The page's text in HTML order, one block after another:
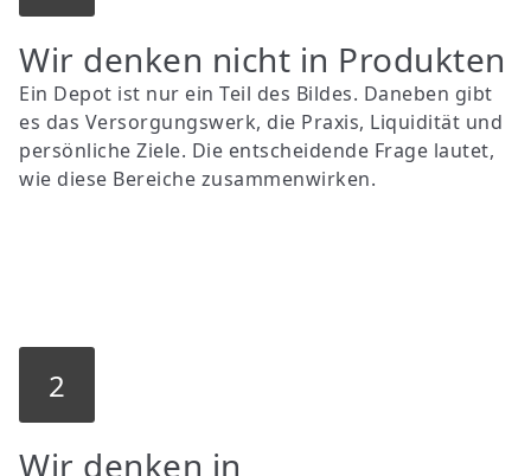
Wir denken nicht in Produkten
Ein Depot ist nur ein Teil des Bildes. Daneben gibt
es das Versorgungswerk, die Praxis, Liquidität und
persönliche Ziele. Die entscheidende Frage lautet,
wie diese Bereiche zusammenwirken.
2
Wir denken in